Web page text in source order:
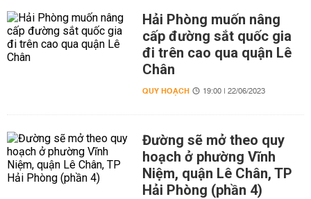
Hải Phòng muốn nâng
cấp đường sắt quốc gia
đi trên cao qua quận Lê
Chân
QUY HOẠCH 19:00 | 22/06/2023
Đường sẽ mở theo quy
hoạch ở phường Vĩnh
Niệm, quận Lê Chân, TP
Hải Phòng (phần 4)